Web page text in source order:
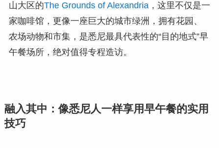
山大区的The Grounds of Alexandria，这里不仅是一
家咖啡馆，更像一座巨大的城市绿洲，拥有花园、
农场动物和市集，是悉尼最具代表性的“目的地式”早
午餐场所，绝对值得专程造访。
融入其中：像悉尼人一样享用早午餐的实用
技巧